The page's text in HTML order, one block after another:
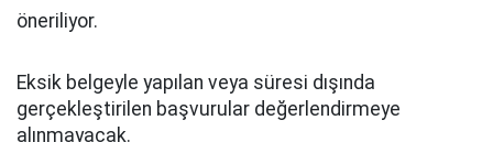
öneriliyor.
Eksik belgeyle yapılan veya süresi dışında
gerçekleştirilen başvurular değerlendirmeye
alınmayacak.